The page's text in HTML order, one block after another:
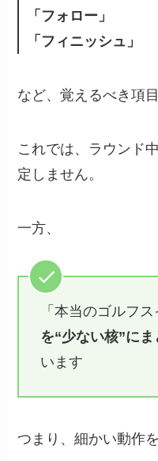
「フォロー」
「フィニッシュ」
など、覚えるべき項
これでは、ラウンド
定しません。
一方、
「本当のゴルフス
を“少ない核”に
います
つまり、細かい動作